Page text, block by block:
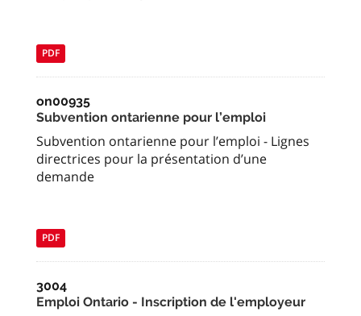
PDF
on00935
Subvention ontarienne pour l’emploi
Subvention ontarienne pour l’emploi - Lignes
directrices pour la présentation d’une
demande
PDF
3004
Emploi Ontario - Inscription de l'employeur